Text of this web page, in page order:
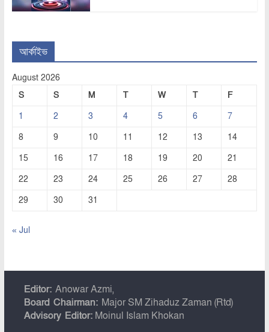
আর্কাইভ
August 2026
S
S M T W T
F
1
2 3 4 5 6
7
8
9 10 11 12 13
14
15
16 17 18 19 20
21
22
23 24 25 26 27
28
29
30 31
« Jul
Editor: Anowar Azmi,
Board Chairman: Major SM Zihaduz Zaman (Rtd)
Advisory Editor:Moinul Islam Khokan